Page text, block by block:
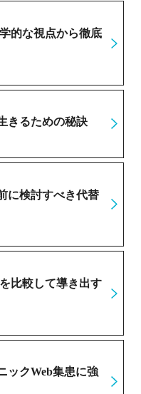
的な視点から徹底
きるための秘訣
に検討すべき代替
比較して導き出す
ックWeb集患に強